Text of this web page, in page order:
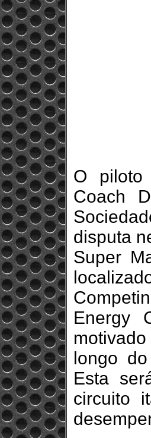
O piloto
Coach
disputa
Super
Energy
longo
Esta
circuito